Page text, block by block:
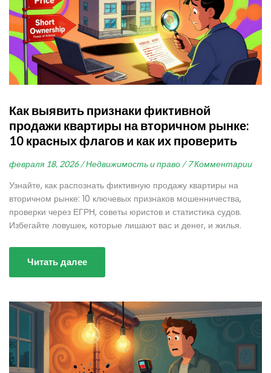
Как выявить признаки фиктивной
продажи квартиры на вторичном рынке:
10 красных флагов и как их проверить
февраля 18, 2026 / Недвижимость и право / 7 Комментарии
Узнайте, как распознать фиктивную продажу квартиры на
вторичном рынке: 10 ключевых признаков мошенничества,
проверки через ЕГРН, советы юристов и статистика судов.
Избегайте ловушек, которые лишают вас и денег, и жилья.
Читать далее